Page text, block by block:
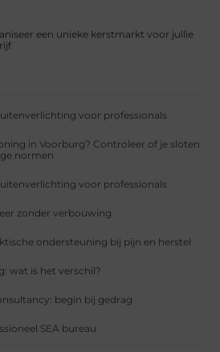
een unieke kerstmarkt voor jullie
voor professionals
in Voorburg? Controleer of je sloten
normen
voor professionals
zonder verbouwing
ondersteuning bij pijn en herstel
wat is het verschil?
begin bij gedrag
SEA bureau